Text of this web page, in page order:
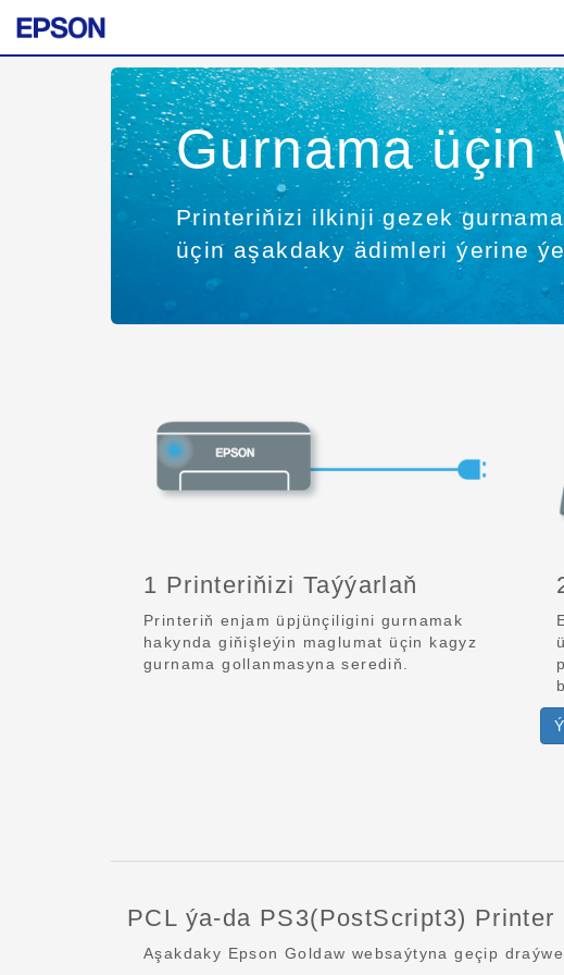
Gurnama üçin
Printeriňizi ilkinji gezek
üçin aşakdaky ädimleri ýerine
1 Printeriňizi Taýýarlaň
Printeriň enjam üpjünçiligini gurnamak
hakynda giňişleýin maglumat üçin kagyz
gurnama gollanmasyna serediň.
PCL ýa-da PS3(PostScript3) Printer
Aşakdaky Epson Goldaw websaýtyna geçip